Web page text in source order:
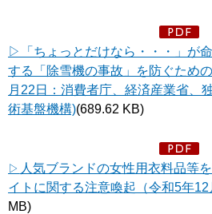
▷「ちょっとだけなら・・・」が
する「除雪機の事故」を防ぐため
月22日：消費者庁、経済産業省、
術基盤機構)(689.62 KB)
▷ 人気ブランドの女性用衣料品等
イトに関する注意喚起 （令和5年
MB)